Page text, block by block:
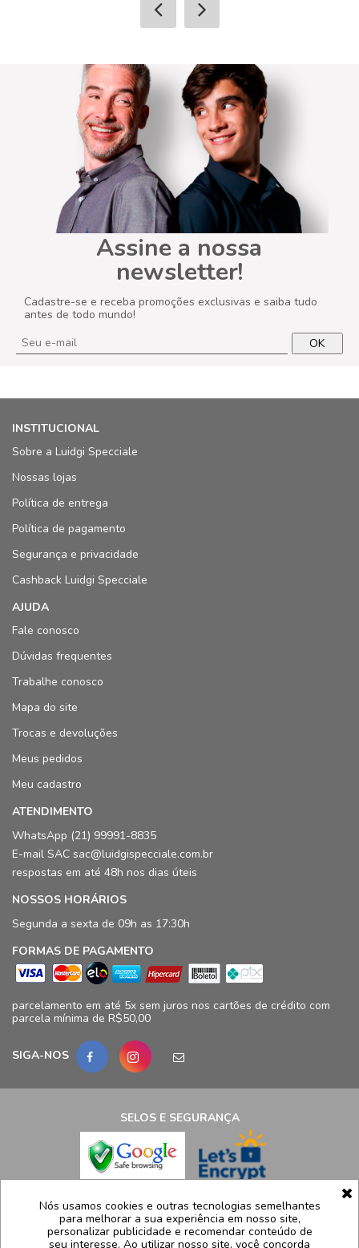
Assine a nossa
newsletter!
Cadastre-se e receba promoções exclusivas e saiba tudo
antes de todo mundo!
OK
INSTITUCIONAL
Sobre a Luidgi Specciale
Nossas lojas
Política de entrega
Política de pagamento
Segurança e privacidade
Cashback Luidgi Specciale
AJUDA
Fale conosco
Dúvidas frequentes
Trabalhe conosco
Mapa do site
Trocas e devoluções
Meus pedidos
Meu cadastro
ATENDIMENTO
WhatsApp (21) 99991-8835
E-mail SAC sac@luidgispecciale.com.br
respostas em até 48h nos dias úteis
NOSSOS HORÁRIOS
Segunda a sexta de 09h as 17:30h
FORMAS DE PAGAMENTO
parcelamento em até 5x sem juros nos cartões de crédito com
parcela mínima de R$50,00
SIGA-NOS
SELOS E SEGURANÇA
LCB Confecções Eireli | CNPJ: 19.316.833/0009-41
Avenida Ayrton Senna, 5.500, Bloco 11, loja 124/125 - Barra da
Tijuca - Rio de Janeiro - RJ – CEP 22775005
Nós usamos cookies e outras tecnologias semelhantes
para melhorar a sua experiência em nosso site,
personalizar publicidade e recomendar conteúdo de
seu interesse. Ao utilizar nosso site, você concorda